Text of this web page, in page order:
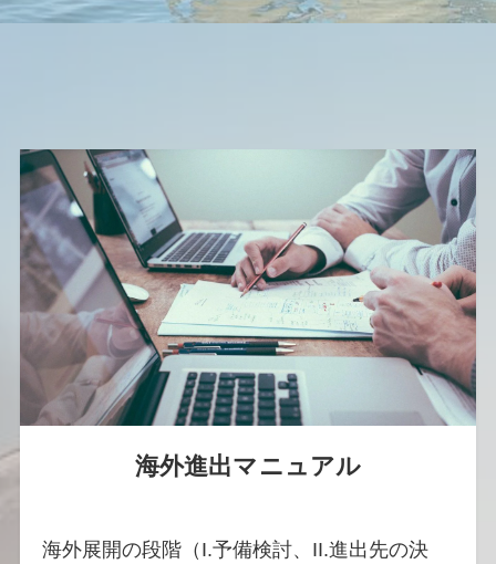
海外進出マニュアル
海外展開の段階（I.予備検討、II.進出先の決